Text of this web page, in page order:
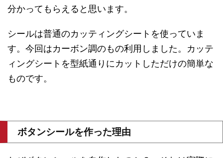
分かってもらえると思います。
シールは普通のカッティングシートを使っていま
す。今回はカーボン調のもの利用しました。カッテ
ィングシートを型紙通りにカットしただけの簡単な
ものです。
ボタンシールを作った理由